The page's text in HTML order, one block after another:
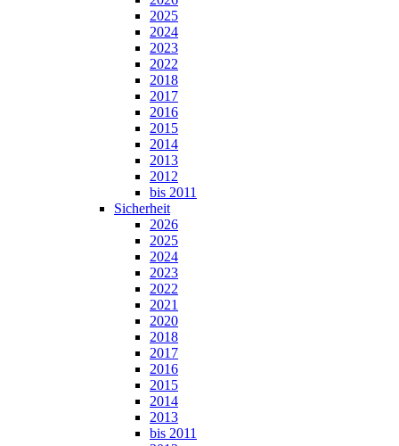
2025
2024
2023
2022
2018
2017
2016
2015
2014
2013
2012
bis 2011
Sicherheit
2026
2025
2024
2023
2022
2021
2020
2018
2017
2016
2015
2014
2013
bis 2011